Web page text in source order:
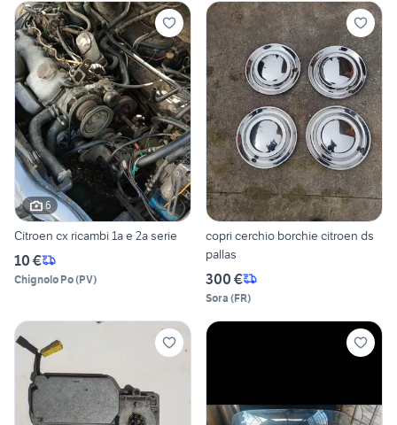
6
Citroen cx ricambi 1a e 2a serie
10 €
Chignolo Po(PV)
copri cerchio borchie citroen ds
pallas
300 €
Sora (FR)